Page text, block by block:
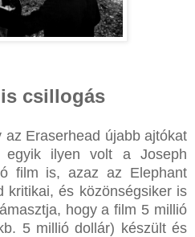
csillogás
az Eraserhead újabb ajtókat
egyik ilyen volt a Joseph
film is, azaz az Elephant
kritikai, és közönségsiker is
hogy a film 5 millió
5 millió dollár) készült és